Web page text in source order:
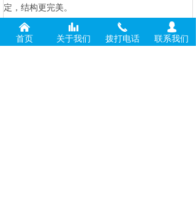
定，结构更完美。
ꄴ 前一个：无
낀
首页
뀲
关于我们
끅
拨打电话
넙
联系我们